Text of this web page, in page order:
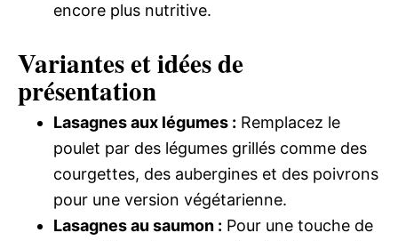
encore plus nutritive.
Variantes et idées de
présentation
Lasagnes aux légumes : Remplacez le
poulet par des légumes grillés comme des
courgettes, des aubergines et des poivrons
pour une version végétarienne.
Lasagnes au saumon : Pour une touche de